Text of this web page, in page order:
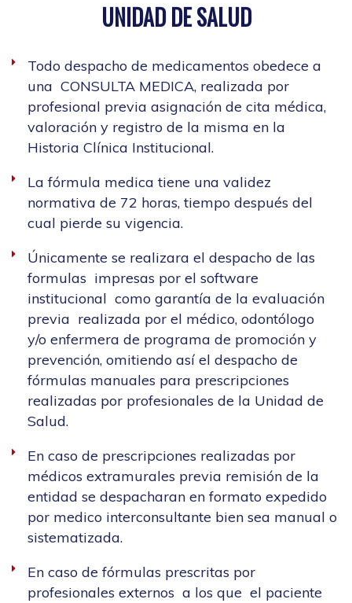
UNIDAD DE SALUD
Todo despacho de medicamentos obedece a
una CONSULTA MEDICA, realizada por
profesional previa asignación de cita médica,
valoración y registro de la misma en la
Historia Clínica Institucional.
La fórmula medica tiene una validez
normativa de 72 horas, tiempo después del
cual pierde su vigencia.
Únicamente se realizara el despacho de las
formulas impresas por el software
institucional como garantía de la evaluación
previa realizada por el médico, odontólogo
y/o enfermera de programa de promoción y
prevención, omitiendo así el despacho de
fórmulas manuales para prescripciones
realizadas por profesionales de la Unidad de
Salud.
En caso de prescripciones realizadas por
médicos extramurales previa remisión de la
entidad se despacharan en formato expedido
por medico interconsultante bien sea manual o
sistematizada.
En caso de fórmulas prescritas por
profesionales externos a los que el paciente